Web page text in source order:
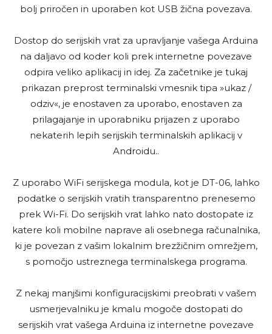
bolj priročen in uporaben kot USB žična povezava.
Dostop do serijskih vrat za upravljanje vašega Arduina
na daljavo od koder koli prek internetne povezave
odpira veliko aplikacij in idej. Za začetnike je tukaj
prikazan preprost terminalski vmesnik tipa »ukaz /
odziv«, je enostaven za uporabo, enostaven za
prilagajanje in uporabniku prijazen z uporabo
nekaterih lepih serijskih terminalskih aplikacij v
Androidu..
Z uporabo WiFi serijskega modula, kot je DT-06, lahko
podatke o serijskih vratih transparentno prenesemo
prek Wi-Fi. Do serijskih vrat lahko nato dostopate iz
katere koli mobilne naprave ali osebnega računalnika,
ki je povezan z vašim lokalnim brezžičnim omrežjem,
s pomočjo ustreznega terminalskega programa.
Z nekaj manjšimi konfiguracijskimi preobrati v vašem
usmerjevalniku je kmalu mogoče dostopati do
serijskih vrat vašega Arduina iz internetne povezave